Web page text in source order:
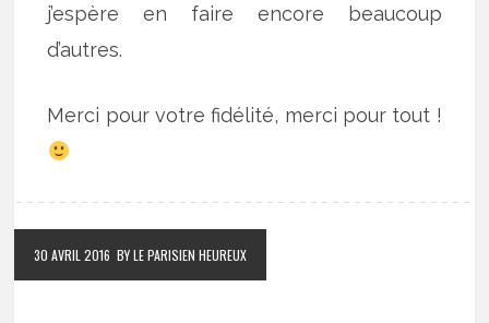
j’espère en faire encore beaucoup
d’autres.
Merci pour votre fidélité, merci pour tout !
30 AVRIL 2016 BY LE PARISIEN HEUREUX